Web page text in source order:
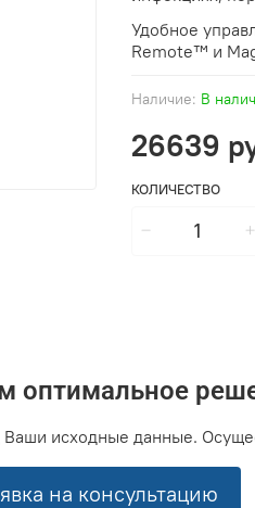
Наличие: В
26639
КОЛИЧЕСТВО
Удобное
Remote™ и
оптимальное
исходные данные.
на консультацию